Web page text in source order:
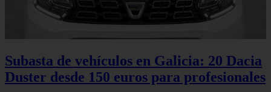
Subasta de vehículos en Galicia: 20 Dacia
Duster desde 150 euros para profesionales